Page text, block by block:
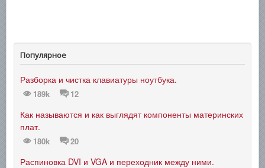
Популярное
Разборка и чистка клавиатуры ноутбука.
189k 12
Как называются и как выглядят компоненты материнских
плат.
180k 20
Распиновка DVI и VGA и переходник между ними.